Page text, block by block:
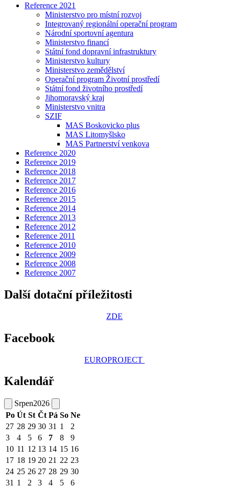
Reference 2021
Ministerstvo pro místní rozvoj
Integrovaný regionální operační program
Národní sportovní agentura
Ministerstvo financí
Státní fond dopravní infrastruktury
Ministerstvo kultury
Ministerstvo zemědělství
Operační program Životní prostředí
Státní fond životního prostředí
Jihomoravský kraj
Ministerstvo vnitra
SZIF
MAS Boskovicko plus
MAS Litomyšlsko
MAS Partnerství venkova
Reference 2020
Reference 2019
Reference 2018
Reference 2017
Reference 2016
Reference 2015
Reference 2014
Reference 2013
Reference 2012
Reference 2011
Reference 2010
Reference 2009
Reference 2008
Reference 2007
Další dotační příležitosti
ZDE
Facebook
EUROPROJECT
Kalendář
Srpen2026
Po Út St Čt Pá So Ne
27 28 29 30 31 1
2
3
4 5 6 7 8
9
10 11 12 13 14 15 16
17 18 19 20 21 22 23
24 25 26 27 28 29 30
31 1 2 3 4 5 6